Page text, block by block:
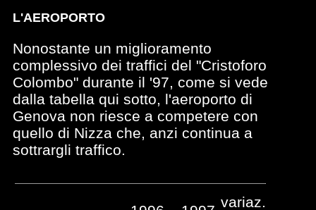
L'AEROPORTO
Nonostante un miglioramento
complessivo dei traffici del "Cristoforo
Colombo" durante il '97, come si vede
dalla tabella qui sotto, l'aeroporto di
Genova non riesce a competere con
quello di Nizza che, anzi continua a
sottrargli traffico.
variaz.